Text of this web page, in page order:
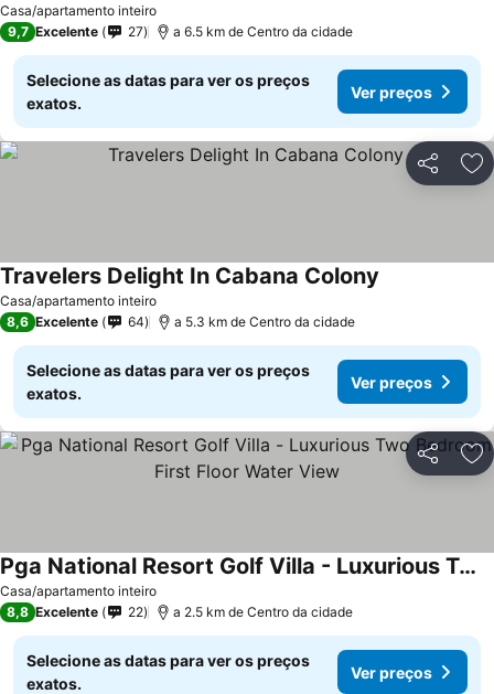
Casa/apartamento inteiro
9,7 Excelente 27 a 6.5 km de Centro da cidade
Selecione as datas para ver os preços
exatos.
Ver preços
Partilhar
Casa/apartamento inteiro
Travelers Delight In Cabana Colony
8,6 Excelente 64 a 5.3 km de Centro da cidade
Selecione as datas para ver os preços
exatos.
Ver preços
Partilhar
Casa/apartamento inteiro
Pga National Resort Golf Villa - Luxurious Two Bedroom First Floor Water View
8,8 Excelente 22 a 2.5 km de Centro da cidade
Selecione as datas para ver os preços
exatos.
Ver preços